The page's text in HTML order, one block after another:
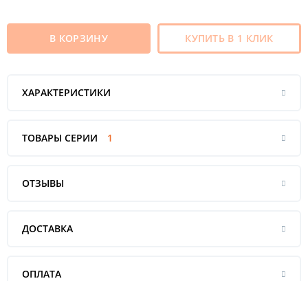
В КОРЗИНУ КУПИТЬ В 1 КЛИК
ХАРАКТЕРИСТИКИ
ТОВАРЫ СЕРИИ 1
ОТЗЫВЫ
ДОСТАВКА
ОПЛАТА